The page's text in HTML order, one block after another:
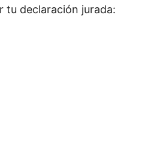
tu declaración jurada: